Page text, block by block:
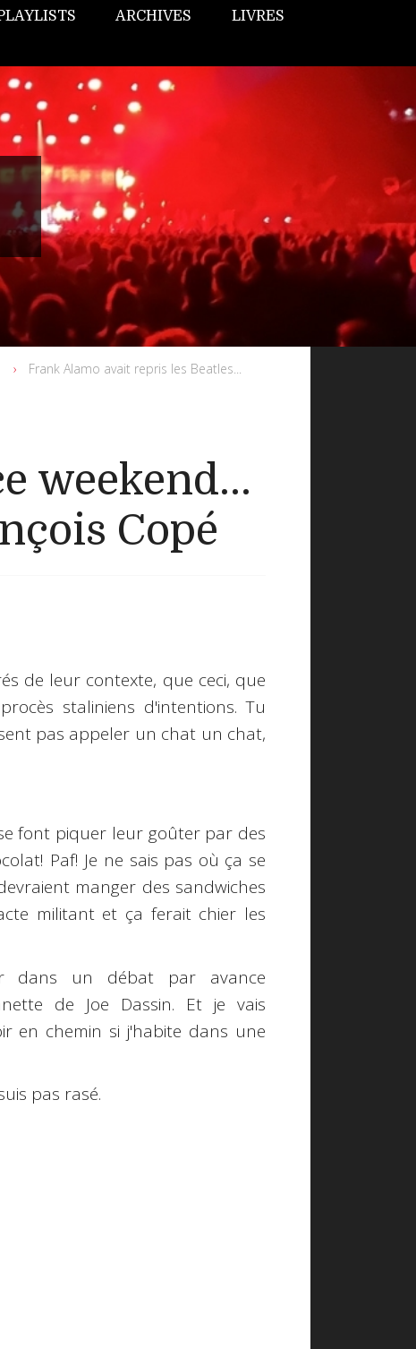
ARCHIVES LIVRES
Frank Alamo avait repris les Beatles...
weekend...
Copé
de leur contexte, que ceci, que
staliniens d'intentions. Tu
pas appeler un chat un chat,
font piquer leur goûter par des
Paf! Je ne sais pas où ça se
manger des sandwiches
militant et ça ferait chier les
dans un débat par avance
de Joe Dassin. Et je vais
en chemin si j'habite dans une
pas rasé.